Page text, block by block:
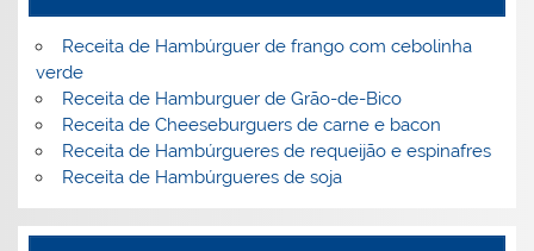
o
k
ai
l
Receita de Hambúrguer de frango com cebolinha
verde
Receita de Hamburguer de Grão-de-Bico
Receita de Cheeseburguers de carne e bacon
Receita de Hambúrgueres de requeijão e espinafres
Receita de Hambúrgueres de soja